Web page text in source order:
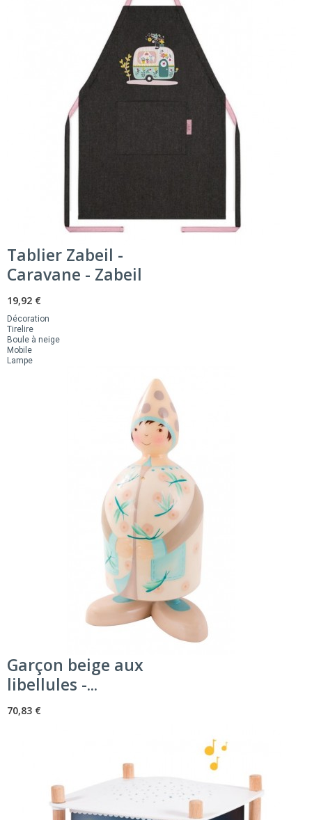
Tablier Zabeil -
Caravane - Zabeil
19,92 €
Décoration
Tirelire
Boule à neige
Mobile
Lampe
Garçon beige aux
libellules -...
70,83 €